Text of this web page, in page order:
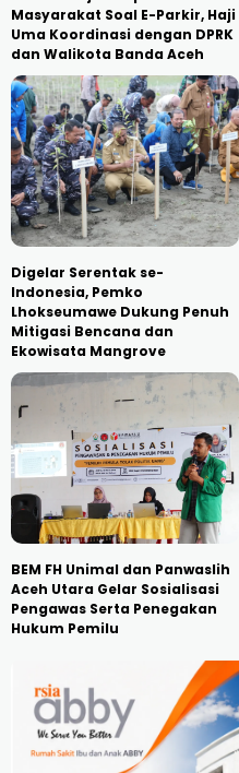
Masyarakat Soal E-Parkir, Haji
Uma Koordinasi dengan DPRK
dan Walikota Banda Aceh
Digelar Serentak se-
Indonesia, Pemko
Lhokseumawe Dukung Penuh
Mitigasi Bencana dan
Ekowisata Mangrove
BEM FH Unimal dan Panwaslih
Aceh Utara Gelar Sosialisasi
Pengawas Serta Penegakan
Hukum Pemilu